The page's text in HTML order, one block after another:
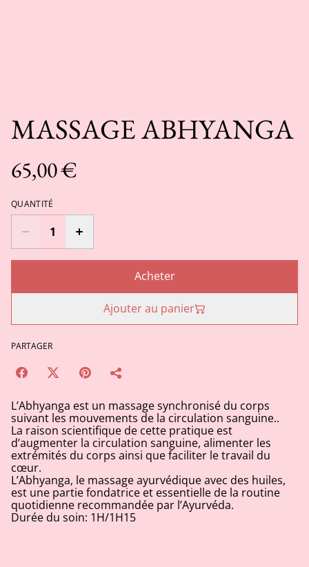
MASSAGE ABHYANGA
65,00 €
QUANTITÉ
Acheter
Ajouter au panier
PARTAGER
L’Abhyanga est un massage synchronisé du corps
suivant les mouvements de la circulation sanguine..
La raison scientifique de cette pratique est
d’augmenter la circulation sanguine, alimenter les
extrémités du corps ainsi que faciliter le travail du
cœur.
L’Abhyanga, le massage ayurvédique avec des huiles,
est une partie fondatrice et essentielle de la routine
quotidienne recommandée par l’Ayurvéda.
Durée du soin: 1H/1H15